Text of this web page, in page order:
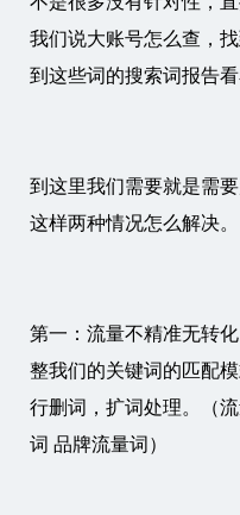
我们说大账号怎么查，
到这些词的搜索词报告
到这里我们需要就是需
这样两种情况怎么解决。
第一：流量不精准无转
整我们的关键词的匹配
行删词，扩词处理。（
词 品牌流量词）